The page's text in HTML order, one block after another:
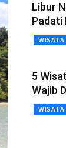
Libur
Padati
WISATA
5
Wajib
WISATA